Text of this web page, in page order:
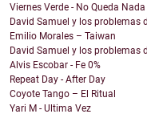
Viernes Verde - No Queda Nada
David Samuel y los problemas
Emilio Morales – Taiwan
David Samuel y los problemas
Alvis Escobar - Fe 0%
Repeat Day - After Day
Coyote Tango – El Ritual
Yari M - Ultima Vez